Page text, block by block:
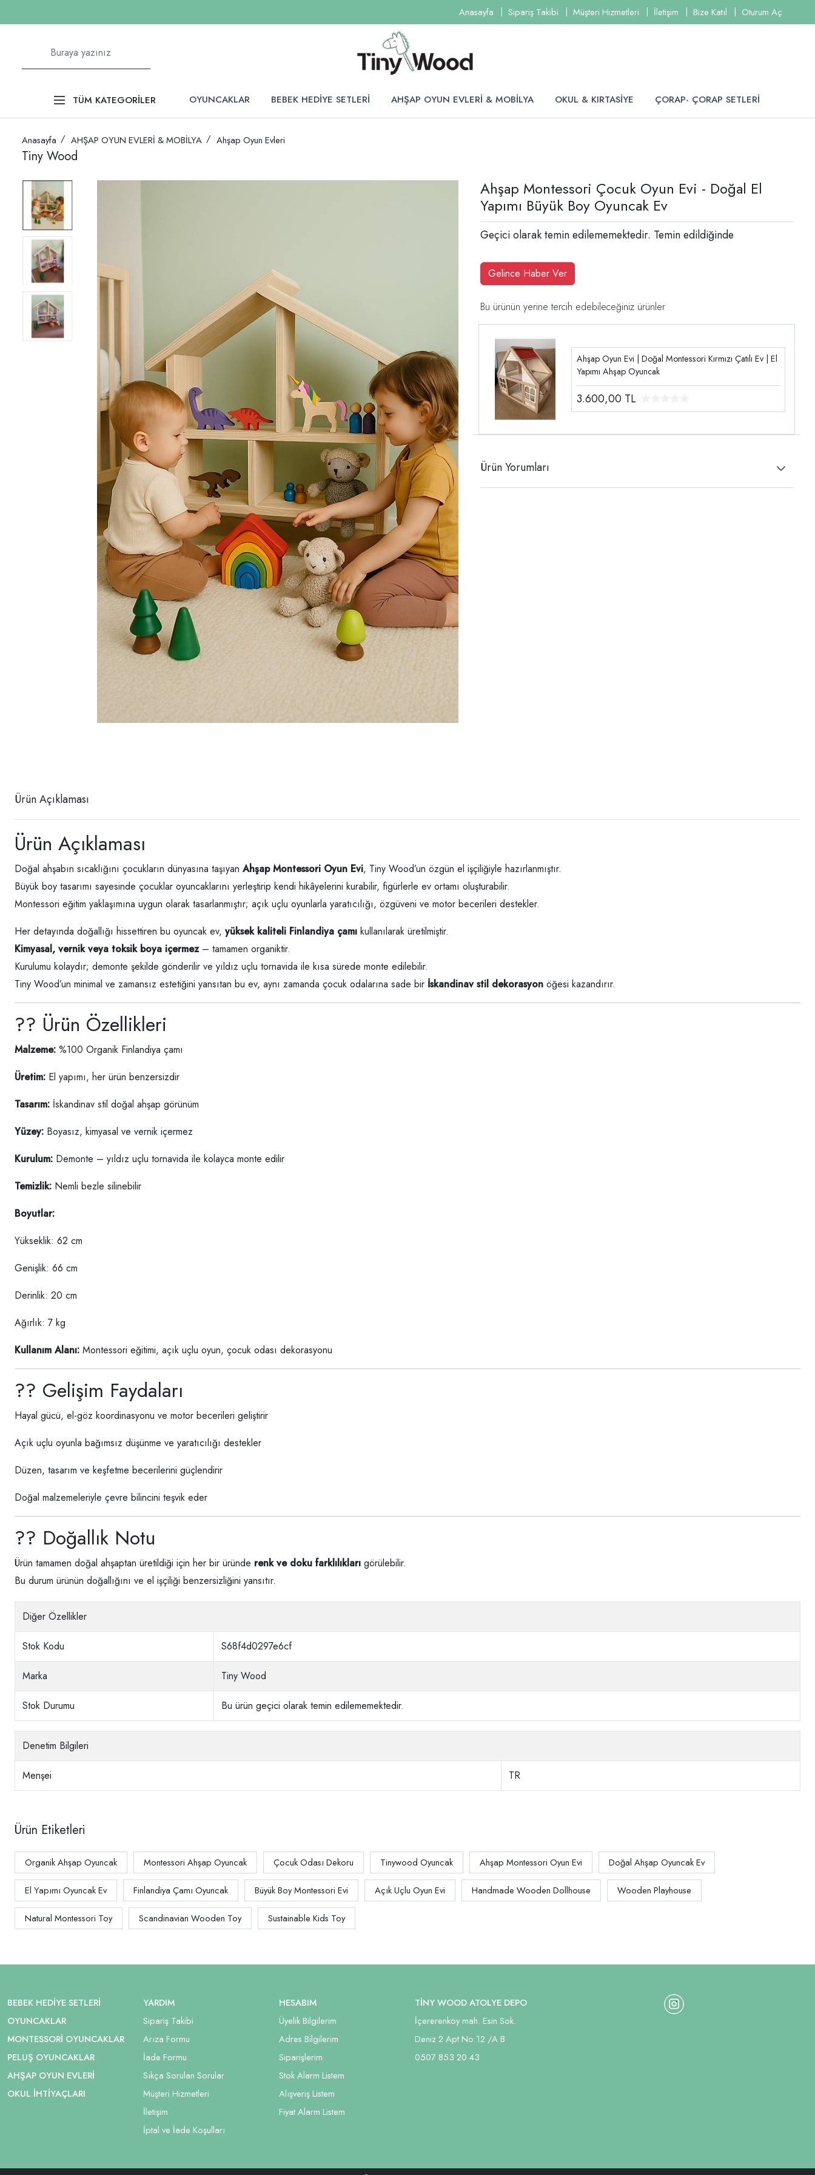
Anasayfa Sipariş Takibi Müşteri Hizmetleri İletişim Bize Katıl Oturum Aç
TÜM KATEGORİLER OYUNCAKLAR BEBEK HEDİYE SETLERİ AHŞAP OYUN EVLERİ & MOBİLYA OKUL & KIRTASİYE ÇORAP- ÇORAP SETLERİ
Anasayfa AHŞAP OYUN EVLERİ & MOBİLYA Ahşap Oyun Evleri
Tiny Wood
Ahşap Montessori Çocuk Oyun Evi - Doğal El
Yapımı Büyük Boy Oyuncak Ev
Geçici olarak temin edilememektedir. Temin edildiğinde
Gelince Haber Ver
Bu ürünün yerine tercih edebileceğiniz ürünler
Ahşap Oyun Evi | Doğal Montessori Kırmızı Çatılı Ev | El
Yapımı Ahşap Oyuncak
3.600,00 TL
Ürün Yorumları
Ürün Açıklaması
Ürün Açıklaması
Doğal ahşabın sıcaklığını çocukların dünyasına taşıyan Ahşap Montessori Oyun Evi, Tiny Wood’un özgün el işçiliğiyle hazırlanmıştır.
Büyük boy tasarımı sayesinde çocuklar oyuncaklarını yerleştirip kendi hikâyelerini kurabilir, figürlerle ev ortamı oluşturabilir.
Montessori eğitim yaklaşımına uygun olarak tasarlanmıştır; açık uçlu oyunlarla yaratıcılığı, özgüveni ve motor becerileri destekler.
Her detayında doğallığı hissettiren bu oyuncak ev, yüksek kaliteli Finlandiya çamı kullanılarak üretilmiştir.
Kimyasal, vernik veya toksik boya içermez– tamamen organiktir.
Kurulumu kolaydır; demonte şekilde gönderilir ve yıldız uçlu tornavida ile kısa sürede monte edilebilir.
Tiny Wood’un minimal ve zamansız estetiğini yansıtan bu ev, aynı zamanda çocuk odalarına sade bir İskandinav stil dekorasyon öğesi kazandırır.
?? Ürün Özellikleri
Malzeme: %100 Organik Finlandiya çamı
Üretim: El yapımı, her ürün benzersizdir
Tasarım: İskandinav stil doğal ahşap görünüm
Yüzey: Boyasız, kimyasal ve vernik içermez
Kurulum: Demonte – yıldız uçlu tornavida ile kolayca monte edilir
Temizlik: Nemli bezle silinebilir
Boyutlar:
Yükseklik: 62 cm
Genişlik: 66 cm
Derinlik: 20 cm
Ağırlık: 7 kg
Kullanım Alanı: Montessori eğitimi, açık uçlu oyun, çocuk odası dekorasyonu
?? Gelişim Faydaları
Hayal gücü, el-göz koordinasyonu ve motor becerileri geliştirir
Açık uçlu oyunla bağımsız düşünme ve yaratıcılığı destekler
Düzen, tasarım ve keşfetme becerilerini güçlendirir
Doğal malzemeleriyle çevre bilincini teşvik eder
?? Doğallık Notu
Ürün tamamen doğal ahşaptan üretildiği için her bir üründe renk ve doku farklılıkları görülebilir.
Bu durum ürünün doğallığını ve el işçiliği benzersizliğini yansıtır.
Diğer Özellikler
Stok Kodu S68f4d0297e6cf
Marka Tiny Wood
Stok Durumu Bu ürün geçici olarak temin edilememektedir.
Denetim Bilgileri
Menşei TR
Ürün Etiketleri
Organik Ahşap Oyuncak Montessori Ahşap Oyuncak Çocuk Odası Dekoru Tinywood Oyuncak Ahşap Montessori Oyun Evi Doğal Ahşap Oyuncak Ev
El Yapımı Oyuncak Ev Finlandiya Çamı Oyuncak Büyük Boy Montessori Evi Açık Uçlu Oyun Evi Handmade Wooden Dollhouse Wooden Playhouse
Natural Montessori Toy Scandinavian Wooden Toy Sustainable Kids Toy
BEBEK HEDIYE SETLERI
OYUNCAKLAR
MONTESSORI OYUNCAKLAR
PELUŞ OYUNCAKLAR
AHŞAP OYUN EVLERI
OKUL İHTIYAÇLARI
YARDIM
Sipariş Takibi
Arıza Formu
İade Formu
Sıkça Sorulan Sorular
Müşteri Hizmetleri
İletişim
İptal ve İade Koşulları
HESABIM
Üyelik Bilgilerim
Adres Bilgilerim
Siparişlerim
Stok Alarm Listem
Alışveriş Listem
Fiyat Alarm Listem
TİNY WOOD ATOLYE DEPO
İçererenköy mah. Esin Sok.
Deniz 2 Apt No:12 /A B
0507 853 20 43